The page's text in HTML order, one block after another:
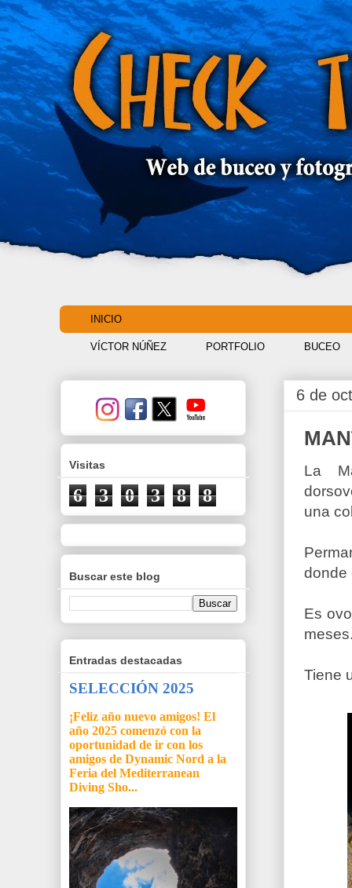
INICIO
VÍCTOR NÚÑEZ PORTFOLIO BUCEO
6 de
La
una
donde
Es
Tiene
Visitas
6 3 0 3 8 8
Buscar este blog
Entradas destacadas
SELECCIÓN 2025
¡Feliz año nuevo amigos! El
año 2025 comenzó con la
oportunidad de ir con los
amigos de Dynamic Nord a la
Feria del Mediterranean
Diving Sho...